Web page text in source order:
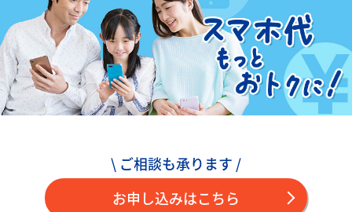
\ ご相談も承ります /
お申し込みはこちら